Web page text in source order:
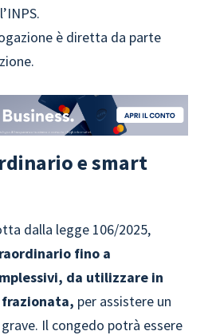
è diretta da parte
e smart
dalla legge 106/2025,
fino a
da utilizzare in
per assistere un
Il congedo potrà essere